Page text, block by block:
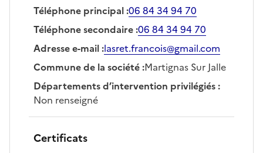
Téléphone principal:06 84 34 94 70
Téléphone secondaire:06 84 34 94 70
Adresse e-mail:lasret.francois@gmail.com
Commune de la société:Martignas Sur Jalle
Départements d’intervention privilégiés:
Non renseigné
Certificats